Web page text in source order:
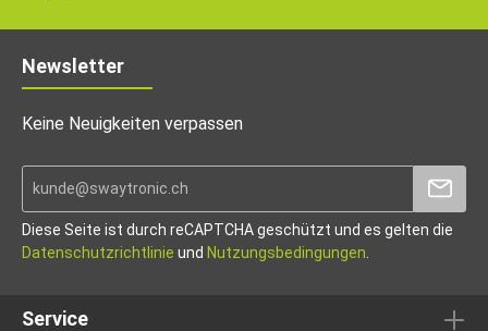
Newsletter
Keine Neuigkeiten verpassen
Diese Seite ist durch reCAPTCHA geschützt und es gelten die
Datenschutzrichtlinie und Nutzungsbedingungen
Service